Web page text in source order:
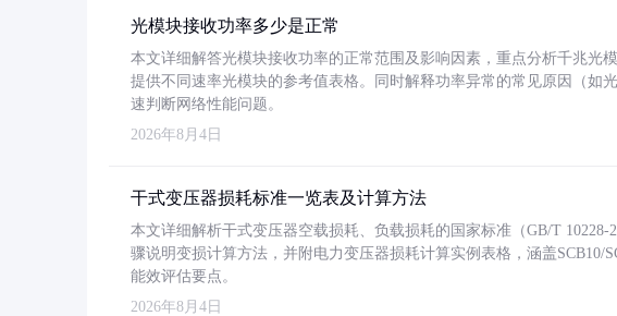
光模块接收功率多少是正常
本文详细解答光模块接收功率的正常范围及影响因素，重点分析千兆光
提供不同速率光模块的参考值表格。同时解释功率异常的常见原因（如
速判断网络性能问题。
2026年8月4日
干式变压器损耗标准一览表及计算方法
本文详细解析干式变压器空载损耗、负载损耗的国家标准（GB/T
骤说明变损计算方法，并附电力变压器损耗计算实例表格，涵盖SCB10/
能效评估要点。
2026年8月4日